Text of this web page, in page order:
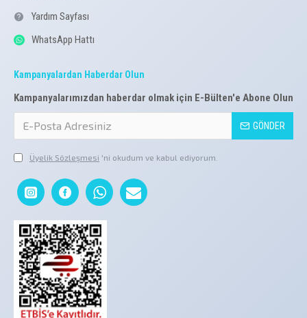
Yardım Sayfası
WhatsApp Hattı
Kampanyalardan Haberdar Olun
Kampanyalarımızdan haberdar olmak için E-Bülten'e Abone Olun
GÖNDER
Üyelik Sözleşmesi 'ni okudum ve kabul ediyorum.